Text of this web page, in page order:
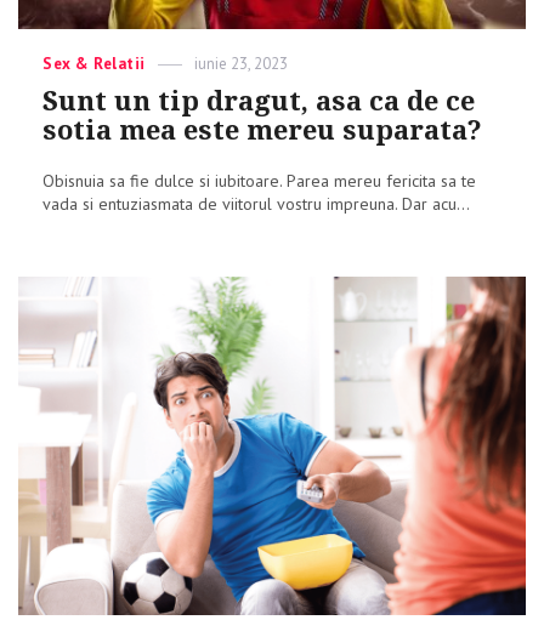
Categories
Sex & Relatii
Posted
iunie 23, 2023
Sunt un tip dragut, asa ca de ce
sotia mea este mereu suparata?
Obisnuia sa fie dulce si iubitoare. Parea mereu fericita sa te
vada si entuziasmata de viitorul vostru impreuna. Dar acu...